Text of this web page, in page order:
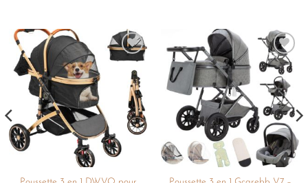
Ajouter
à la
liste de
souhaits
Ajouter
à la
liste de
souhaits